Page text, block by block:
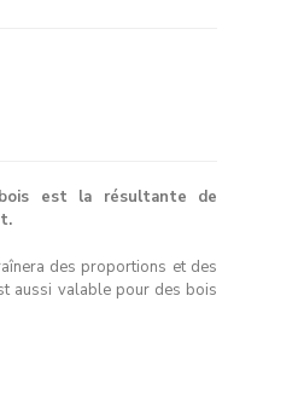
est la résultante de
des proportions et des
aussi valable pour des bois